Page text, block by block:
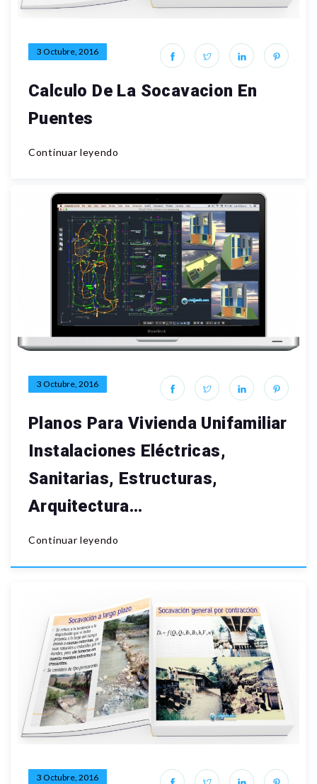
3 Octubre, 2016
Calculo De La Socavacion En
Puentes
Continuar leyendo
3 Octubre, 2016
Planos Para Vivienda Unifamiliar
Instalaciones Eléctricas,
Sanitarias, Estructuras,
Arquitectura…
Continuar leyendo
3 Octubre, 2016